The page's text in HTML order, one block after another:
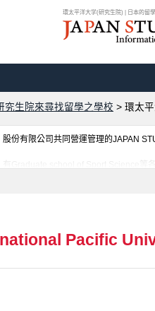
環太平洋大学(研究生院) | 日本的留
究生院來尋找留學之學校 > 環太
份有限公司共同營運管理的JAPAN
有Graduate school of Sport Science
Pacific